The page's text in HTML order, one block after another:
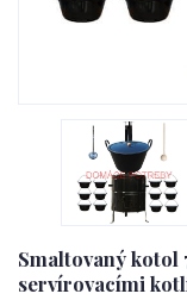
Smaltovaný kotol
servírovacími